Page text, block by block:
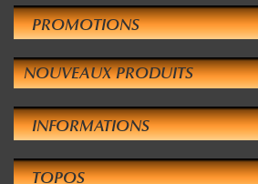
PROMOTIONS
NOUVEAUX PRODUITS
INFORMATIONS
TOPOS